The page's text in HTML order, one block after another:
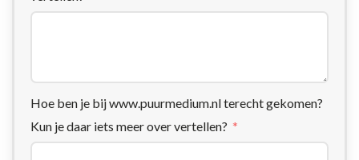
Hoe ben je bij www.puurmedium.nl terecht gekomen?
Kun je daar iets meer over vertellen?